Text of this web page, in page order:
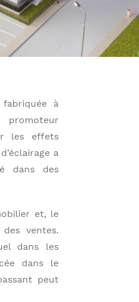
à
les effets
a
dans des
et, le
ventes.
dans les
dans le
peut